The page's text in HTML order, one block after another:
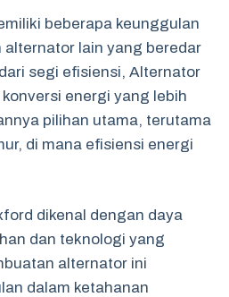
beberapa keunggulan
lain yang beredar
segi efisiensi, Alternator
energi yang lebih
pilihan utama, terutama
di mana efisiensi energi
dikenal dengan daya
dan teknologi yang
alternator ini
dalam ketahanan